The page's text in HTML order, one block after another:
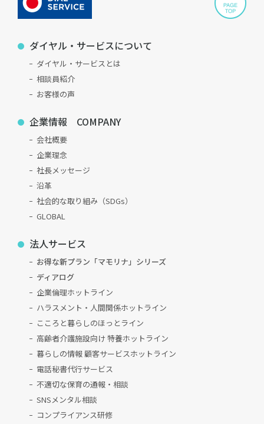
ダイヤル・サービスについて
ダイヤル・サービスとは
相談員紹介
お客様の声
企業情報 COMPANY
会社概要
企業理念
社長メッセージ
沿革
社会的な取り組み（SDGs）
GLOBAL
法人サービス
お得な新プラン「マモリナ」シリーズ
ディアログ
企業倫理ホットライン
ハラスメント・人間関係ホットライン
こころと暮らしのほっとライン
高齢者介護施設向け 特養ホットライン
暮らしの情報 顧客サービスホットライン
電話秘書代行サービス
不適切な保育の通報・相談
SNSメンタル相談
コンプライアンス研修